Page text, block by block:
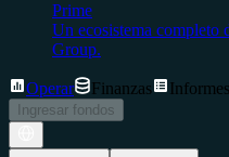
Prime
Un ecosistema
Group.
Operar Finanzas Informes
Ingresar fondos